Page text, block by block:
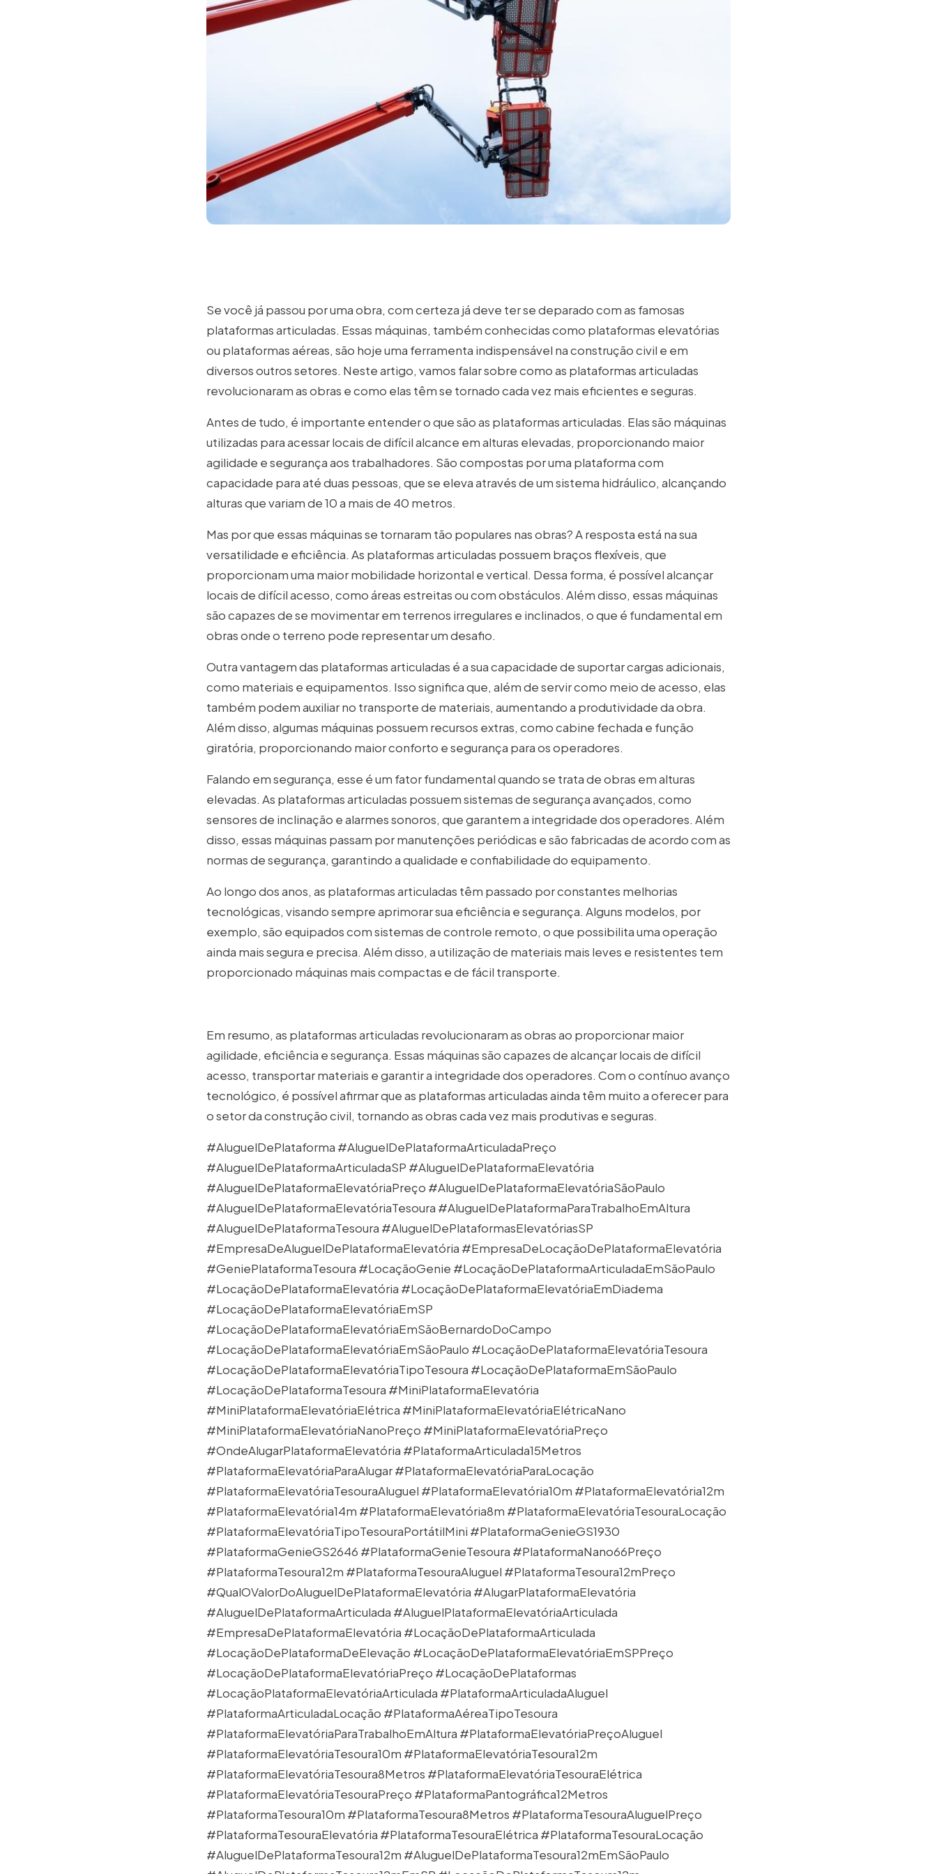
Se você já passou por uma obra, com certeza já deve ter se deparado com as famosas
plataformas articuladas. Essas máquinas, também conhecidas como plataformas elevatórias
ou plataformas aéreas, são hoje uma ferramenta indispensável na construção civil e em
diversos outros setores. Neste artigo, vamos falar sobre como as plataformas articuladas
revolucionaram as obras e como elas têm se tornado cada vez mais eficientes e seguras.
Antes de tudo, é importante entender o que são as plataformas articuladas. Elas são máquinas
utilizadas para acessar locais de difícil alcance em alturas elevadas, proporcionando maior
agilidade e segurança aos trabalhadores. São compostas por uma plataforma com
capacidade para até duas pessoas, que se eleva através de um sistema hidráulico, alcançando
alturas que variam de 10 a mais de 40 metros.
Mas por que essas máquinas se tornaram tão populares nas obras? A resposta está na sua
versatilidade e eficiência. As plataformas articuladas possuem braços flexíveis, que
proporcionam uma maior mobilidade horizontal e vertical. Dessa forma, é possível alcançar
locais de difícil acesso, como áreas estreitas ou com obstáculos. Além disso, essas máquinas
são capazes de se movimentar em terrenos irregulares e inclinados, o que é fundamental em
obras onde o terreno pode representar um desafio.
Outra vantagem das plataformas articuladas é a sua capacidade de suportar cargas adicionais,
como materiais e equipamentos. Isso significa que, além de servir como meio de acesso, elas
também podem auxiliar no transporte de materiais, aumentando a produtividade da obra.
Além disso, algumas máquinas possuem recursos extras, como cabine fechada e função
giratória, proporcionando maior conforto e segurança para os operadores.
Falando em segurança, esse é um fator fundamental quando se trata de obras em alturas
elevadas. As plataformas articuladas possuem sistemas de segurança avançados, como
sensores de inclinação e alarmes sonoros, que garantem a integridade dos operadores. Além
disso, essas máquinas passam por manutenções periódicas e são fabricadas de acordo com as
normas de segurança, garantindo a qualidade e confiabilidade do equipamento.
Ao longo dos anos, as plataformas articuladas têm passado por constantes melhorias
tecnológicas, visando sempre aprimorar sua eficiência e segurança. Alguns modelos, por
exemplo, são equipados com sistemas de controle remoto, o que possibilita uma operação
ainda mais segura e precisa. Além disso, a utilização de materiais mais leves e resistentes tem
proporcionado máquinas mais compactas e de fácil transporte.
Em resumo, as plataformas articuladas revolucionaram as obras ao proporcionar maior
agilidade, eficiência e segurança. Essas máquinas são capazes de alcançar locais de difícil
acesso, transportar materiais e garantir a integridade dos operadores. Com o contínuo avanço
tecnológico, é possível afirmar que as plataformas articuladas ainda têm muito a oferecer para
o setor da construção civil, tornando as obras cada vez mais produtivas e seguras.
#AluguelDePlataforma #AluguelDePlataformaArticuladaPreço
#AluguelDePlataformaArticuladaSP #AluguelDePlataformaElevatória
#AluguelDePlataformaElevatóriaPreço #AluguelDePlataformaElevatóriaSãoPaulo
#AluguelDePlataformaElevatóriaTesoura #AluguelDePlataformaParaTrabalhoEmAltura
#AluguelDePlataformaTesoura #AluguelDePlataformasElevatóriasSP
#EmpresaDeAluguelDePlataformaElevatória #EmpresaDeLocaçãoDePlataformaElevatória
#GeniePlataformaTesoura #LocaçãoGenie #LocaçãoDePlataformaArticuladaEmSãoPaulo
#LocaçãoDePlataformaElevatória #LocaçãoDePlataformaElevatóriaEmDiadema
#LocaçãoDePlataformaElevatóriaEmSP
#LocaçãoDePlataformaElevatóriaEmSãoBernardoDoCampo
#LocaçãoDePlataformaElevatóriaEmSãoPaulo #LocaçãoDePlataformaElevatóriaTesoura
#LocaçãoDePlataformaElevatóriaTipoTesoura #LocaçãoDePlataformaEmSãoPaulo
#LocaçãoDePlataformaTesoura #MiniPlataformaElevatória
#MiniPlataformaElevatóriaElétrica #MiniPlataformaElevatóriaElétricaNano
#MiniPlataformaElevatóriaNanoPreço #MiniPlataformaElevatóriaPreço
#OndeAlugarPlataformaElevatória #PlataformaArticulada15Metros
#PlataformaElevatóriaParaAlugar#PlataformaElevatóriaParaLocação
#PlataformaElevatóriaTesouraAluguel #PlataformaElevatória10m #PlataformaElevatória12m
#PlataformaElevatória14m #PlataformaElevatória8m #PlataformaElevatóriaTesouraLocação
#PlataformaElevatóriaTipoTesouraPortátilMini #PlataformaGenieGS1930
#PlataformaGenieGS2646 #PlataformaGenieTesoura #PlataformaNano66Preço
#PlataformaTesoura12m #PlataformaTesouraAluguel #PlataformaTesoura12mPreço
#QualOValorDoAluguelDePlataformaElevatória #AlugarPlataformaElevatória
#AluguelDePlataformaArticulada #AluguelPlataformaElevatóriaArticulada
#EmpresaDePlataformaElevatória #LocaçãoDePlataformaArticulada
#LocaçãoDePlataformaDeElevação #LocaçãoDePlataformaElevatóriaEmSPPreço
#LocaçãoDePlataformaElevatóriaPreço #LocaçãoDePlataformas
#LocaçãoPlataformaElevatóriaArticulada #PlataformaArticuladaAluguel
#PlataformaArticuladaLocação #PlataformaAéreaTipoTesoura
#PlataformaElevatóriaParaTrabalhoEmAltura #PlataformaElevatóriaPreçoAluguel
#PlataformaElevatóriaTesoura10m #PlataformaElevatóriaTesoura12m
#PlataformaElevatóriaTesoura8Metros #PlataformaElevatóriaTesouraElétrica
#PlataformaElevatóriaTesouraPreço #PlataformaPantográfica12Metros
#PlataformaTesoura10m #PlataformaTesoura8Metros #PlataformaTesouraAluguelPreço
#PlataformaTesouraElevatória #PlataformaTesouraElétrica #PlataformaTesouraLocação
#AluguelDePlataformaTesoura12m #AluguelDePlataformaTesoura12mEmSãoPaulo